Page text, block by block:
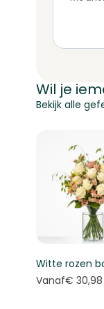
Wil je
Navigeren
Druk om
Bekijk alle
Witte rozen
Vanaf€ 30,98